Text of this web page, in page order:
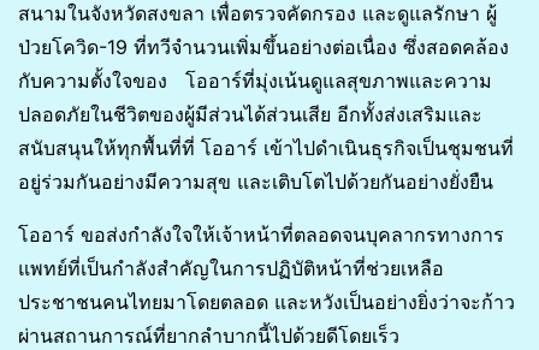
สนามในจังหวัดสงขลา เพื่อตรวจคัดกรอง และดูแลรักษา ผู้
ป่วยโควิด-19 ที่ทวีจำนวนเพิ่มขึ้นอย่างต่อเนื่อง ซึ่งสอดคล้อง
กับความตั้งใจของ โออาร์ที่มุ่งเน้นดูแลสุขภาพและความ
ปลอดภัยในชีวิตของผู้มีส่วนได้ส่วนเสีย อีกทั้งส่งเสริมและ
สนับสนุนให้ทุกพื้นที่ที่ โออาร์ เข้าไปดำเนินธุรกิจเป็นชุมชนที่
อยู่ร่วมกันอย่างมีความสุข และเติบโตไปด้วยกันอย่างยั่งยืน
โออาร์ ขอส่งกำลังใจให้เจ้าหน้าที่ตลอดจนบุคลากรทางการ
แพทย์ที่เป็นกำลังสำคัญในการปฏิบัติหน้าที่ช่วยเหลือ
ประชาชนคนไทยมาโดยตลอด และหวังเป็นอย่างยิ่งว่าจะก้าว
ผ่านสถานการณ์ที่ยากลำบากนี้ไปด้วยดีโดยเร็ว